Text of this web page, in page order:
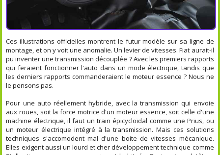
Ces illustrations officielles montrent le futur modèle sur sa ligne de
montage, et on y voit une anomalie. Un levier de vitesses. Fiat aurait-il
pu inventer une transmission découplée ? Avec les premiers rapports
qui feraient fonctionner l'auto dans un mode électrique, tandis que
les derniers rapports commanderaient le moteur essence ? Nous ne
le pensons pas.
Pour une auto réellement hybride, avec la transmission qui envoie
aux roues, soit la force motrice d'un moteur essence, soit celle d'une
machine électrique, il faut un train épicycloïdal comme une Prius, ou
un moteur électrique intégré à la transmission. Mais ces solutions
techniques s'accomodent mal d'une boite de vitesses mécanique.
Elles exigent aussi un lourd et cher développement technique comme